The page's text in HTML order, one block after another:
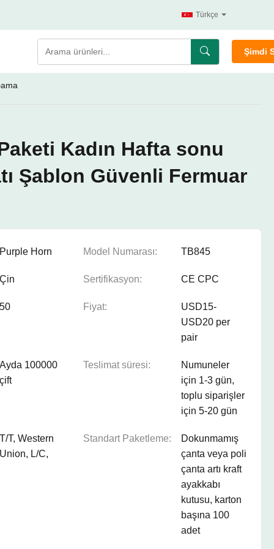
Türkçe
Şimdi
Kadın Hafta sonu
Şablon Güvenli Fermuar
Purple Horn Model Numarası: TB845
Çin Sertifikasyon: CE CPC
50 Fiyat:
USD15-
USD20 per
pair
Ayda 100000
çift
Teslimat süresi:
Numuneler
için 1-3 gün,
toplu siparişler
için 5-20 gün
T/T, Western
Union, L/C,
Standart Paketleme:
Dokunmamış
çanta veya poli
çanta artı kraft
ayakkabı
kutusu, karton
başına 100
adet